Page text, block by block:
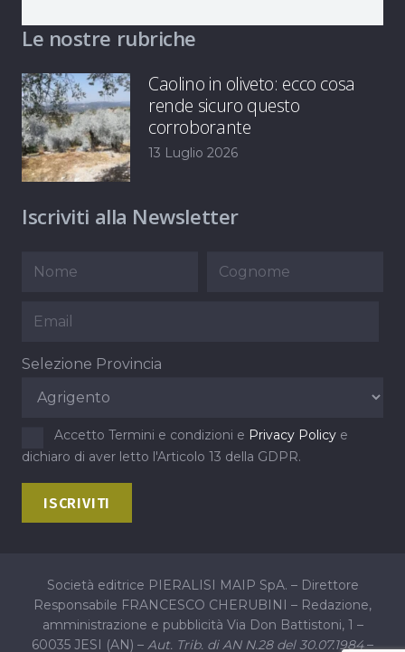
Le nostre rubriche
Caolino in oliveto: ecco cosa
rende sicuro questo
corroborante
13 Luglio 2026
Iscriviti alla Newsletter
Selezione Provincia
Accetto Termini e condizioni e Privacy Policy e
dichiaro di aver letto l'Articolo 13 della GDPR.
Società editrice PIERALISI MAIP SpA. – Direttore
Responsabile FRANCESCO CHERUBINI – Redazione,
amministrazione e pubblicità Via Don Battistoni, 1 –
60035 JESI (AN) – Aut. Trib. di AN N.28 del 30.07.1984–